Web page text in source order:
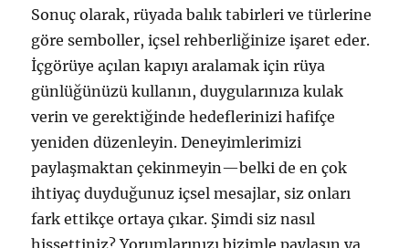
Sonuç olarak, rüyada balık tabirleri ve türlerine
göre semboller, içsel rehberliğinize işaret eder.
İçgörüye açılan kapıyı aralamak için rüya
günlüğünüzü kullanın, duygularınıza kulak
verin ve gerektiğinde hedeflerinizi hafifçe
yeniden düzenleyin. Deneyimlerimizi
paylaşmaktan çekinmeyin—belki de en çok
ihtiyaç duyduğunuz içsel mesajlar, siz onları
fark ettikçe ortaya çıkar. Şimdi siz nasıl
hissettiniz? Yorumlarınızı bizimle paylaşın ya